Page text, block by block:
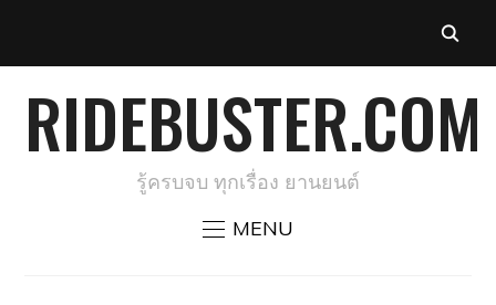
RIDEBUSTER.COM
รู้ครบจบ ทุกเรื่อง ยานยนต์
MENU